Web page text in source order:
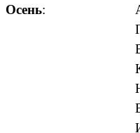
Осень: